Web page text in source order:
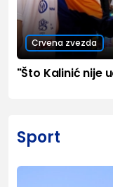
Crvena zvezda
"Što Kalinić nije
Sport